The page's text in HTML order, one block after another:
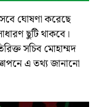
ঘোষণা করেছে
ছুটি থাকবে।
সচিব মোহাম্মদ
এ তথ্য জানানো